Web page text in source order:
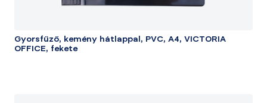
Gyorsfűző, kemény hátlappal, PVC, A4, VICTORIA
OFFICE, fekete